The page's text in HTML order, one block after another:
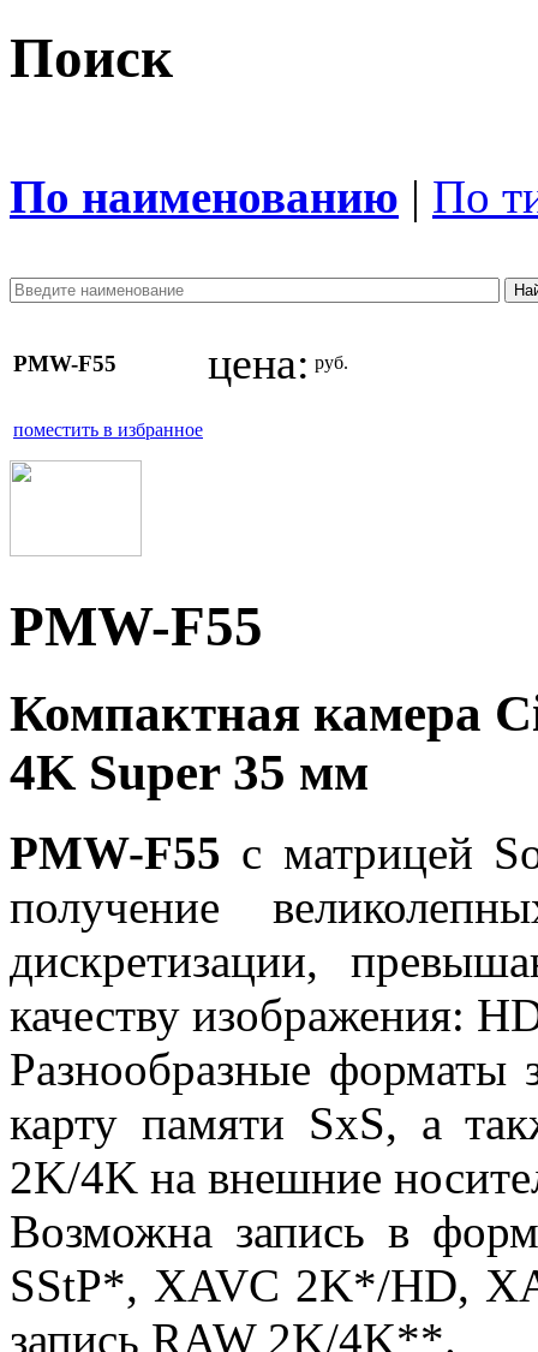
Поиск
По наименованию | По
PMW-F55 цена: руб.
поместить в избранное
PMW-F55
Компактная камера
4K Super 35 мм
PMW-F55 c матрицей
получение
дискретизации,
качеству изображения:
Разнообразные
карту памяти SxS, а
2K/4K на внешние
Возможна запись в
SStP*, XAVC 2K*/HD,
запись RAW 2K/4K**.